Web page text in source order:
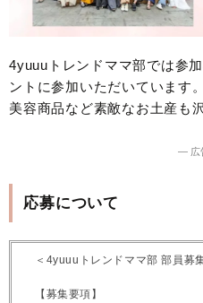
4yuuuトレンドママ部では参
ントに参加いただいています。
美容商品など素敵なお土産も
― 広
応募について
＜4yuuuトレンドママ部 部員募
【募集要項】